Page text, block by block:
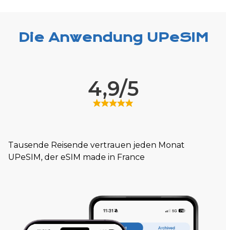
Die Anwendung UPeSIM
4,9/5
Tausende Reisende vertrauen jeden Monat
UPeSIM, der eSIM made in France